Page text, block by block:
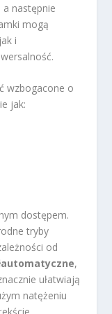
następnie
mogą
i
wzbogacone o
jak:
dostępem.
tryby
od
,
ułatwiają
natężeniu